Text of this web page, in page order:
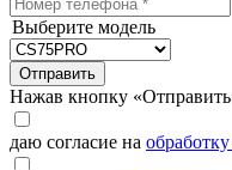
Выберите модель
Отправить
Нажав кнопку
даю согласие на